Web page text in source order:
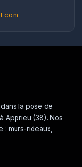
la pose de
Apprieu (38). Nos
: murs-rideaux,